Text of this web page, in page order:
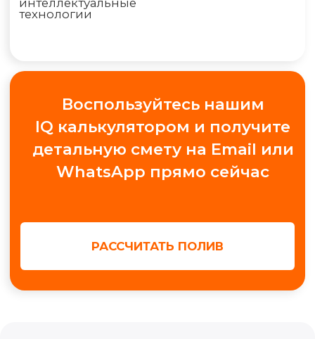
Проектирование
Обучение автополиву
+7
Получить консультацию